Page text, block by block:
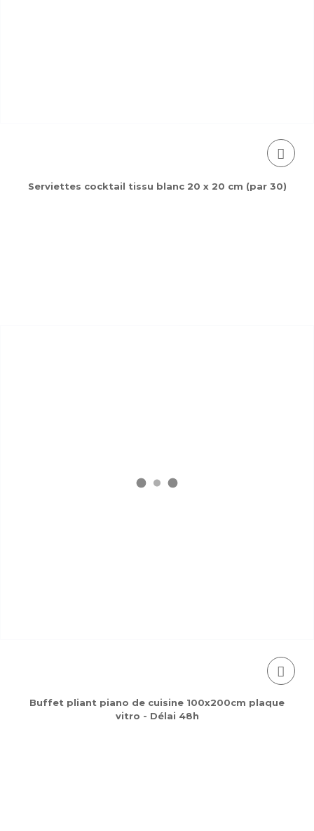
Serviettes cocktail tissu blanc 20 x 20 cm (par 30)
Buffet pliant piano de cuisine 100x200cm plaque
vitro - Délai 48h